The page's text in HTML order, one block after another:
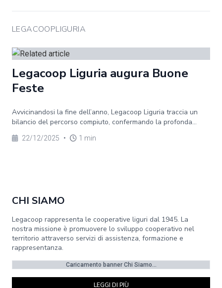
LEGACOOPLIGURIA
Legacoop Liguria augura Buone
Feste
Avvicinandosi la fine dell’anno, Legacoop Liguria traccia un
bilancio del percorso compiuto, confermando la profonda...
22/12/2025 • 1 min
CHI SIAMO
Legacoop rappresenta le cooperative liguri dal 1945. La
nostra missione è promuovere lo sviluppo cooperativo nel
territorio attraverso servizi di assistenza, formazione e
rappresentanza.
Caricamento banner Chi Siamo...
LEGGI DI PIÙ